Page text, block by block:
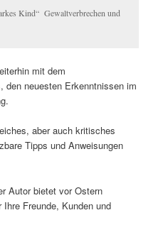
Kind“ Gewaltverbrechen und
mit dem
neuesten Erkenntnissen im
aber auch kritisches
Tipps und Anweisungen
Autor bietet vor Ostern
Freunde, Kunden und